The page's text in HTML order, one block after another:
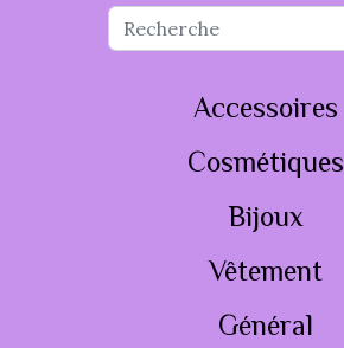
Accessoires
Cosmétiques
Bijoux
Vêtement
Général